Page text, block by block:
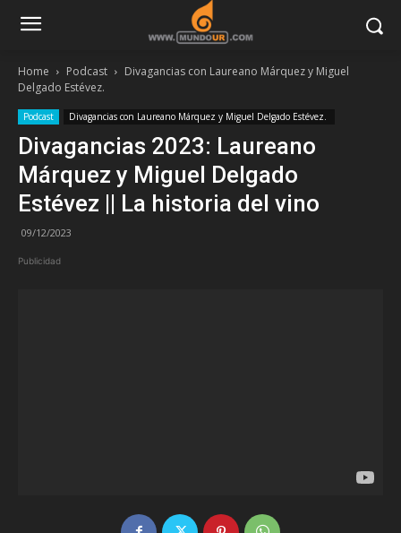
Home Podcast
Divagancias con Laureano Márquez y Miguel
Delgado Estévez.
Podcast Divagancias con Laureano Márquez y Miguel Delgado Estévez.
Divagancias 2023: Laureano
Márquez y Miguel Delgado
Estévez || La historia del vino
09/12/2023
Publicidad